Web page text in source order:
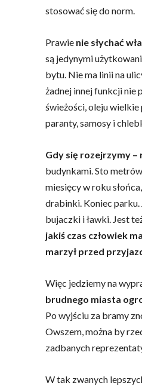
stosować się do norm.
Prawie nie słychać
są jedynymi
bytu. Nie ma linii na
żadnej innej funkcji nie
świeżości, oleju wielkie
paranty, samosy i
Gdy się rozejrzymy –
budynkami. Sto
miesięcy w roku
drabinki. Koniec parku.
bujaczki i ławki. Jest
jakiś czas człowiek
marzył przed
Więc jedziemy na
brudnego miasta
Po wyjściu za bramy
Owszem, można by
zadbanych
W tak zwanych